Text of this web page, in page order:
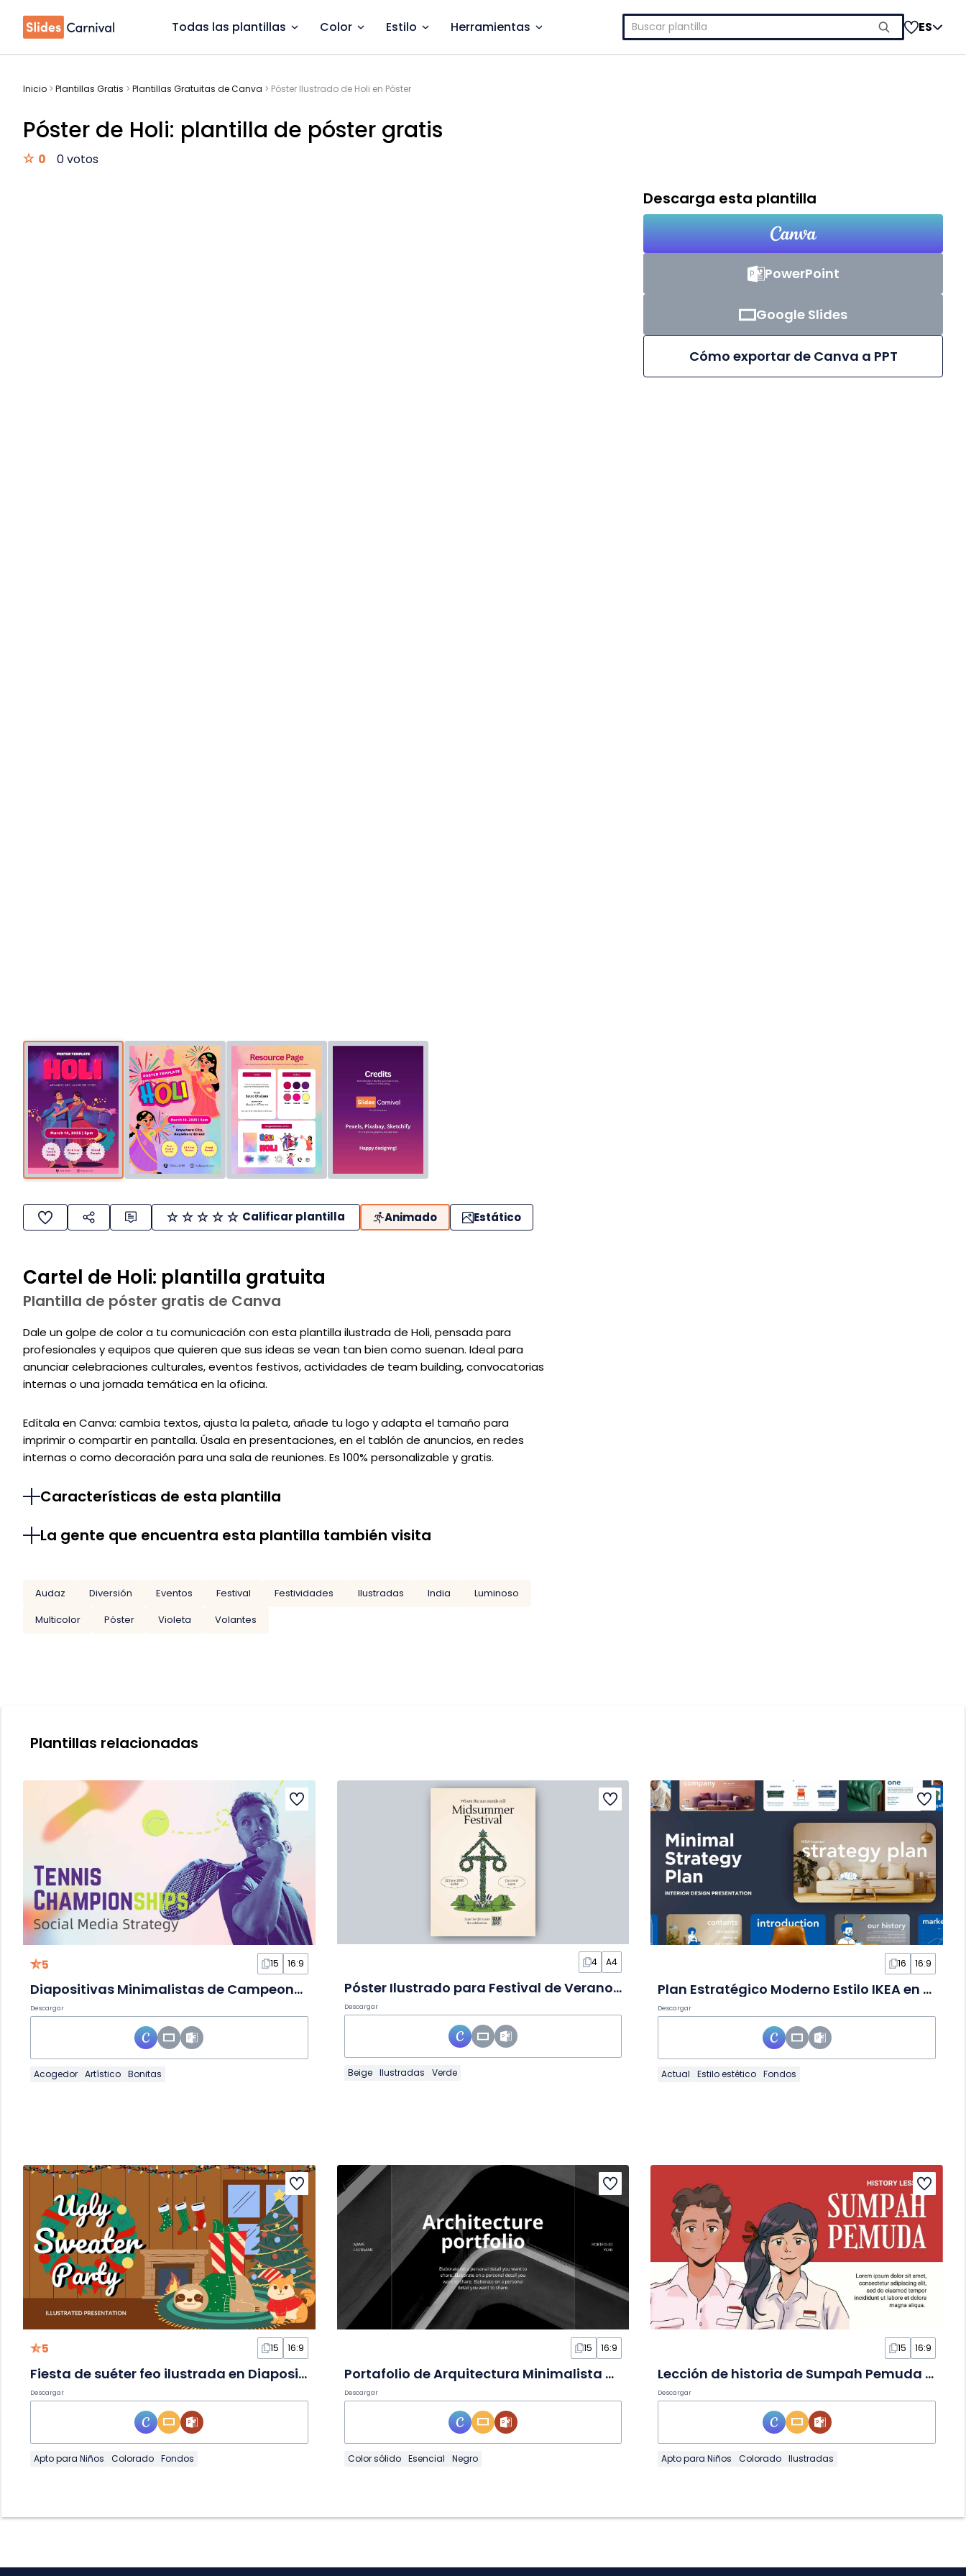
Todas las plantillas Color Estilo Herramientas Buscar: ES
Inicio > Plantillas Gratis > Plantillas Gratuitas de Canva > Póster Ilustrado de Holi en Póster
Póster de Holi: plantilla de póster gratis
0 0 votos
Calificar plantilla Animado Estático
Cartel de Holi: plantilla gratuita
Plantilla de póster gratis de Canva
Dale un golpe de color a tu comunicación con esta plantilla ilustrada de Holi, pensada para
profesionales y equipos que quieren que sus ideas se vean tan bien como suenan. Ideal para
anunciar celebraciones culturales, eventos festivos, actividades de team building, convocatorias
internas o una jornada temática en la oficina.
Edítala en Canva: cambia textos, ajusta la paleta, añade tu logo y adapta el tamaño para
imprimir o compartir en pantalla. Úsala en presentaciones, en el tablón de anuncios, en redes
internas o como decoración para una sala de reuniones. Es 100% personalizable y gratis.
Características de esta plantilla
La gente que encuentra esta plantilla también visita
Audaz Diversión Eventos Festival Festividades Ilustradas India
Luminoso
Multicolor
Póster Violeta Volantes
Descarga esta plantilla
PowerPoint
Google Slides
Cómo exportar de Canva a PPT
Plantillas relacionadas
5 15 16:9
Diapositivas Minimalistas de Campeonato de Tenis
Descargar
Acogedor Artístico Bonitas
4 A4
Póster Ilustrado para Festival de Verano en Póster
Descargar
Beige Ilustradas Verde
16 16:9
Plan Estratégico Moderno Estilo IKEA en Diapositivas
Descargar
Actual Estilo estético Fondos
5 15 16:9
Fiesta de suéter feo ilustrada en Diapositivas
Descargar
Apto para Niños Colorado Fondos
15 16:9
Portafolio de Arquitectura Minimalista Negro en Diapositivas
Descargar
Color sólido Esencial Negro
15 16:9
Lección de historia de Sumpah Pemuda en diapositivas tiernas
Descargar
Apto para Niños Colorado Ilustradas